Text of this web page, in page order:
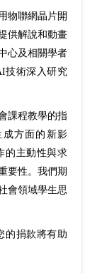
物聯網晶片開
供解說和動畫
心及相關學者
技術深入研究
課程教學的指
成方面的新影
的主動性與求
要性。我們期
會領域學生思
的捐款將有助